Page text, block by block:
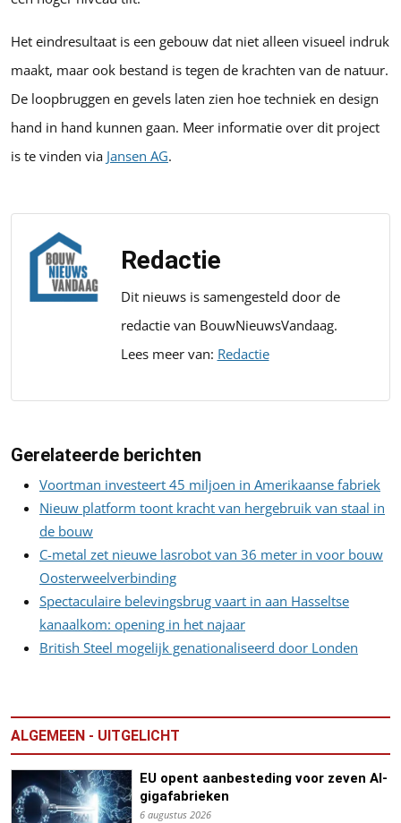
Het eindresultaat is een gebouw dat niet alleen visueel indruk
maakt, maar ook bestand is tegen de krachten van de natuur.
De loopbruggen en gevels laten zien hoe techniek en design
hand in hand kunnen gaan. Meer informatie over dit project
is te vinden via Jansen AG.
Redactie
Dit nieuws is samengesteld door de
redactie van BouwNieuwsVandaag.
Lees meer van: Redactie
Gerelateerde berichten
Voortman investeert 45 miljoen in Amerikaanse fabriek
Nieuw platform toont kracht van hergebruik van staal in
de bouw
C-metal zet nieuwe lasrobot van 36 meter in voor bouw
Oosterweelverbinding
Spectaculaire belevingsbrug vaart in aan Hasseltse
kanaalkom: opening in het najaar
British Steel mogelijk genationaliseerd door Londen
ALGEMEEN - UITGELICHT
EU opent aanbesteding voor zeven AI-
gigafabrieken
6 augustus 2026